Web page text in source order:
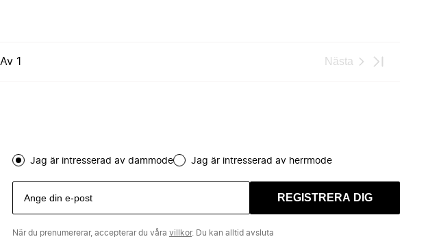
Av 1 Nästa
Jag är intresserad av dammode Jag är intresserad av herrmode
REGISTRERA DIG
När du prenumererar, accepterar du våra villkor. Du kan alltid avsluta